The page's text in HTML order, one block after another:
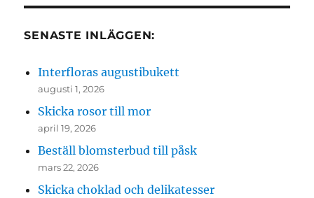
SENASTE INLÄGGEN:
Interfloras augustibukett
augusti 1, 2026
Skicka rosor till mor
april 19, 2026
Beställ blomsterbud till påsk
mars 22, 2026
Skicka choklad och delikatesser